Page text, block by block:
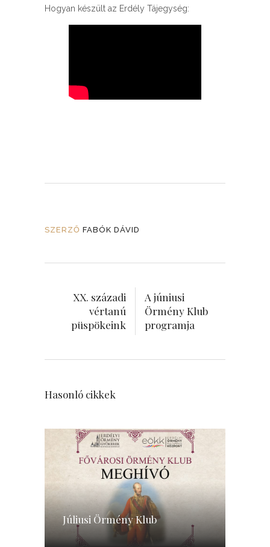
Hogyan készült az Erdély Tájegység:
SZERZŐ FABÓK DÁVID
XX. századi
vértanú
püspökeink
A júniusi
Örmény Klub
programja
Hasonló cikkek
Júliusi Örmény Klub